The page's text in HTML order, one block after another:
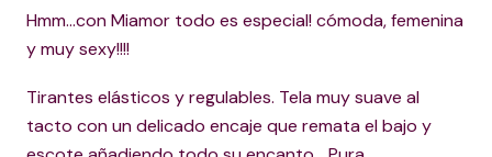
Hmm...con Miamor todo es especial! cómoda, femenina
y muy sexy!!!!
Tirantes elásticos y regulables. Tela muy suave al
tacto con un delicado encaje que remata el bajo y